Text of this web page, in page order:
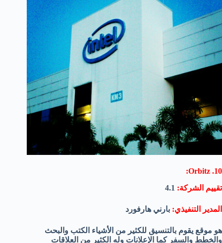
10. Orbitz:
تقييم الشركة:
المدير التنفيذي: بارني هارفورد
هو موقع يقوم بالتنسيق للكثير من الأشياء الكتب والبحث
والخطط والسفر كما الإعلانات وله الكثير من العلاقات